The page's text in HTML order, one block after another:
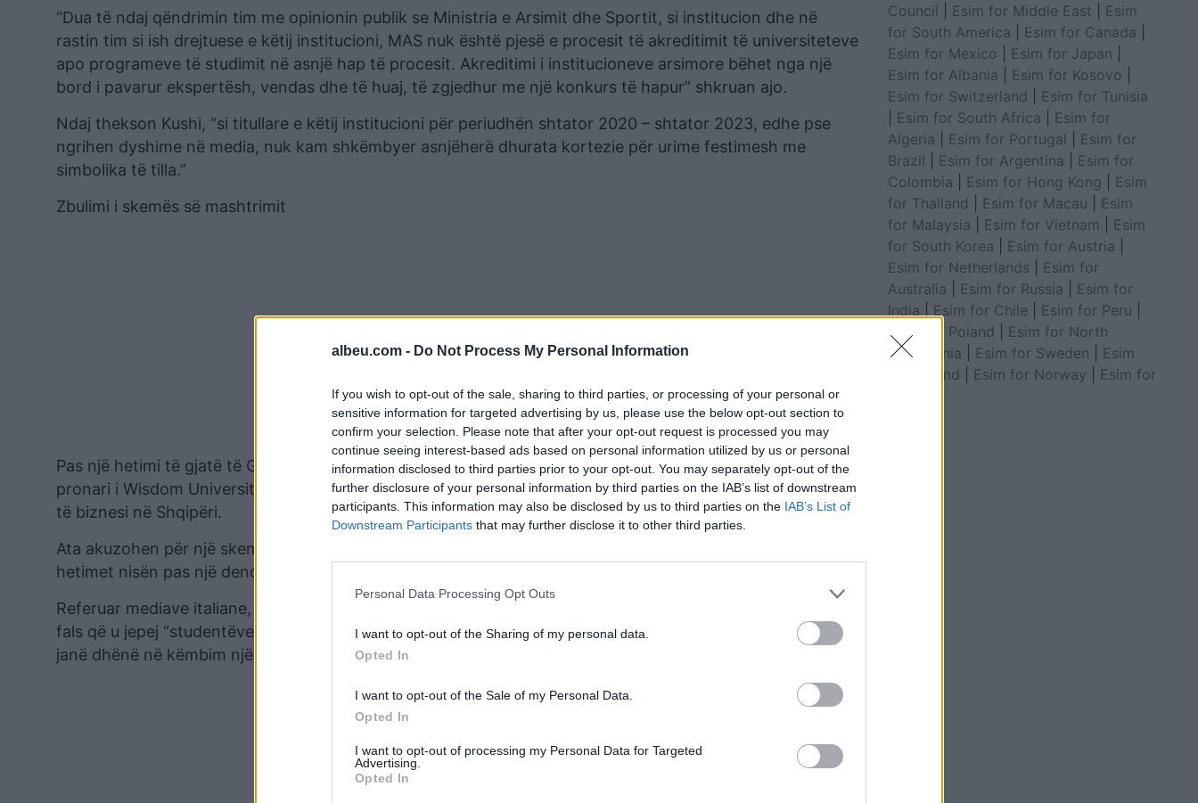
albeu.com - Do Not Process My Personal Information
If you wish to opt-out of the sale, sharing to third parties, or processing of your personal or
sensitive information for targeted advertising by us, please use the below opt-out section to
confirm your selection. Please note that after your opt-out request is processed you may
continue seeing interest-based ads based on personal information utilized by us or personal
information disclosed to third parties prior to your opt-out. You may separately opt-out of the
further disclosure of your personal information by third parties on the IAB’s list of downstream
participants. This information may also be disclosed by us to third parties on the IAB’s List of
Downstream Participants that may further disclose it to other third parties.
Personal Data Processing Opt Outs
I want to opt-out of the Sharing of my personal data.
Opted In
I want to opt-out of the Sale of my Personal Data.
Opted In
I want to opt-out of processing my Personal Data for Targeted
Advertising.
Opted In
“Dua të ndaj qëndrimin tim me opinionin publik se Ministria e Arsimit dhe Sportit, si institucion dhe në
rastin tim si ish drejtuese e këtij institucioni, MAS nuk është pjesë e procesit të akreditimit të universiteteve
apo programeve të studimit në asnjë hap të procesit. Akreditimi i institucioneve arsimore bëhet nga një
bord i pavarur ekspertësh, vendas dhe të huaj, të zgjedhur me një konkurs të hapur” shkruan ajo.
Ndaj thekson Kushi, “si titullare e këtij institucioni për periudhën shtator 2020 – shtator 2023, edhe pse
ngrihen dyshime në media, nuk kam shkëmbyer asnjëherë dhurata kortezie për urime festimesh me
simbolika të tilla.”
Zbulimi i skemës së mashtrimit
Pas një hetimi të gjatë të Guarda Di Finanza në Itali, janë vënë në pranga 9 persona, mes të cilëve edhe
pronari i Wisdom University, Savino Cianci, siç rezulton në dokumentet e qendrës kombëtare të regjistrimit
të biznesi në Shqipëri.
Ata akuzohen për një skemë mashtrimi me dhënien e diplomave fiktive, teksa sipas mediave italiane
hetimet nisën pas një denoncimi të bërë nga një qytetar.
Referuar mediave italiane, thuhet se ata merrnin afërsisht rreth 8 mijë euro për çdo diplomë apo vërtetim
fals që u jepej “studentëve”. Sipas dosjes hetimore, mediat italiane shkruajnë se ka pasur edhe raste kur u
janë dhënë në këmbim një çantë e një firmë të njohur, me vlerë 1200 euro.
Council
Esim for Middle East
Esim
for South America
Esim for Canada
Esim for Mexico
Esim for Japan
Esim for Albania
Esim for Kosovo
Esim for Switzerland
Esim for Tunisia
Esim for South Africa
Esim for
Algeria
Esim for Portugal
Esim for
Brazil
Esim for Argentina
Esim for
Colombia
Esim for Hong Kong
Esim
for Thailand
Esim for Macau
Esim
for Malaysia
Esim for Vietnam
Esim
for South Korea
Esim for Austria
Esim for Netherlands
Esim for
Australia
Esim for Russia
Esim for
India
Esim for Chile Esim for Peru
Esim for Poland
Esim for North
Macedonia
Esim for Sweden
Esim
for Finland
Esim for Norway
Esim for